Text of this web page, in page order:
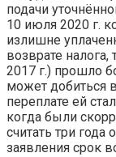
подачи
10 июля 2020 г.
излишне
возврате
2017 г.) прошло
может добиться
переплате ей
когда были
считать три года
заявления срок